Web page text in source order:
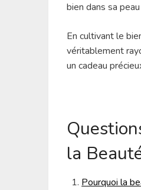
bien dans sa
En cultivant le
véritablement
un cadeau
la
Pourquoi la